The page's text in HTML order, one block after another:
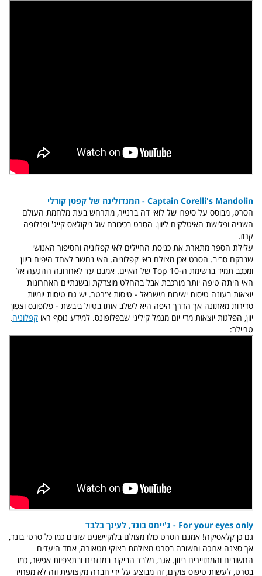
Captain Corelli's Mandolin - המנדולינה של קפטן קורלי
הסרט, מבוסס על סיפרו של לואי דה ברנייר, מתרחש בעת מלחמת העולם
השניה ופלישת האיטלקים ליוון. הסרט בכיכובם של ניקולאס קייג' ופנלופה
קרוז.
עלילת הספר מתארת את כניסת החיילים לאי קפלוניה והסיפור האנושי
שנרקם סביב. הסרט אכן מצולם באי קפלוניה. האי נחשב לאחד היפים ביוון
ומככב תמיד ברשימת ה-Top 10 של האיים. אמנם עד לאחרונה ההגעה אל
האי היתה טיפה יותר מורכבת אבל בהחלט מוצדקת ובשנתיים האחרונות
יוצאות בעונה טיסות ישירות מישראל - טיסות צ'רטר. יש גם טיסות יומיות
סדירות מאתונה אך הדרך היפה היא לשלב אותו בטיול ביבשת - פלופונס וצפון
יוון, הפלגות יוצאות מדי יום מנמל קיליני שבפלופונס. למידע נוסף ראו קפלוניה.
טריילר:
For your eyes only - ג'יימס בונד, לעינך בלבד
גם כן קלאסיקה! אמנם הסרט כולו מצולם בלוקיישנים שונים כמו כל סרטי בונד,
אך סצנה ארוכה וחשובה בסרט מצולמת בצוקי מטאורה, אחד היעדים
החשובים והמתויירים ביוון. אגב, מלבד הביקור במנזרים ובתצפיות אפשר, כמו
בסרט, לעשות טיפוס צוקים, זה מבוצע על ידי חברה מקצועית וזה לא מפחיד